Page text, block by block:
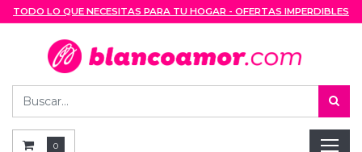
TODO LO QUE NECESITAS PARA TU HOGAR - OFERTAS IMPERDIBLES
0